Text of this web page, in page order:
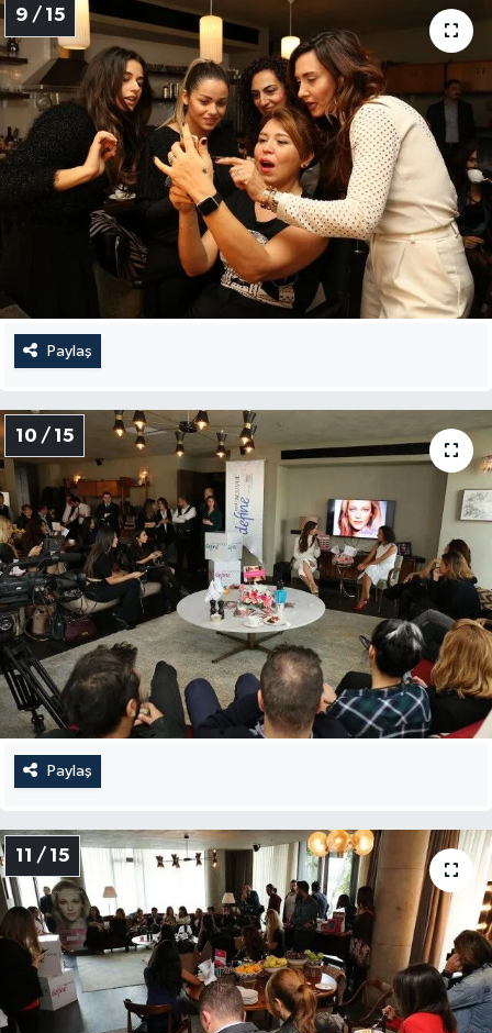
9 / 15
Paylaş
10 / 15
Paylaş
11 / 15